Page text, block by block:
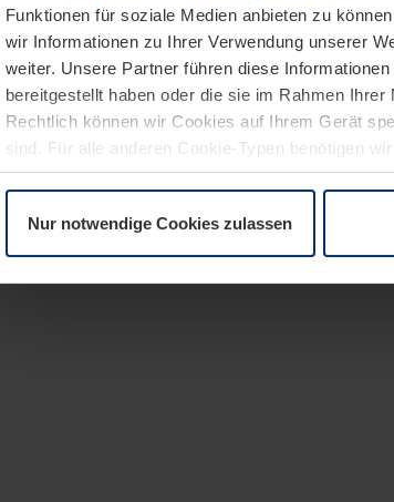
Funktionen für soziale Medien anbieten zu
wir Informationen zu Ihrer Verwendung unserer
weiter. Unsere Partner führen diese
bereitgestellt haben oder die sie im Rahmen
Rechtlich können wir Cookies auf Ihrem Gerät
sind. Für alle anderen Cookie-Typen benötigen
Erläuterung auf der SeiteDatenschutzerklärung
Nur notwendige Cookies zulassen